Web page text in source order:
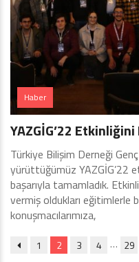
Haber
YAZGİG’22
Türkiye Bilişim Derneği
yürüttüğümüz YAZGİG’22
başarıyla tamamladık.
vermiş oldukları eğitimlerle
konuşmacılarımıza,
1 2 3 4 … 29